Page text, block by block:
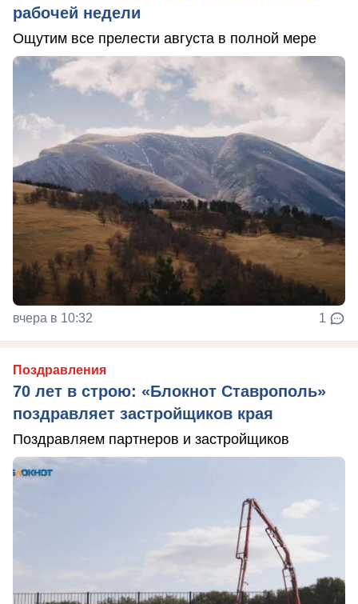
рабочей недели
Ощутим все прелести августа в полной мере
вчера в 10:32 1
Поздравления
70 лет в строю: «Блокнот Ставрополь»
поздравляет застройщиков края
Поздравляем партнеров и застройщиков